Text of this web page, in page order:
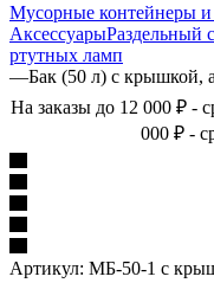
Мусорные контейнеры
АксессуарыРаздельный
ртутных ламп
—Бак (50 л) с крышкой,
На заказы до 12 000 ₽ -
000 ₽ -
Артикул: МБ-50-1 с